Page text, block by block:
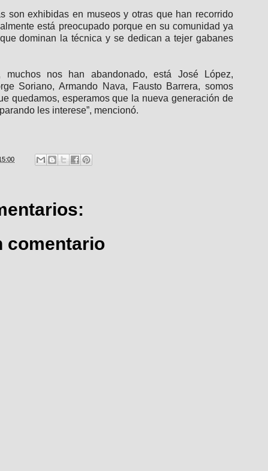
son exhibidas en museos y otras que han recorrido
está preocupado porque en su comunidad ya
dominan la técnica y se dedican a tejer gabanes
muchos nos han abandonado, está José López,
Soriano, Armando Nava, Fausto Barrera, somos
quedamos, esperamos que la nueva generación de
les interese”, mencionó.
comentario